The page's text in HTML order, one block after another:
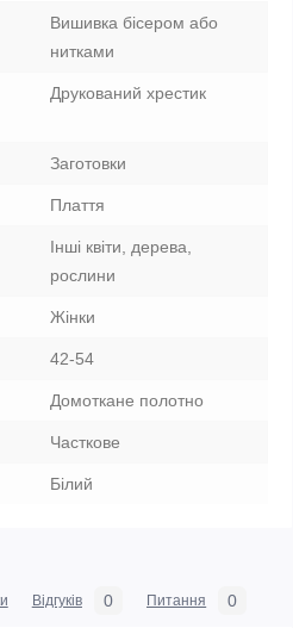
Вишивка бісером або
нитками
Друкований хрестик
Заготовки
Плаття
Інші квіти, дерева,
рослини
Жінки
42-54
Домоткане полотно
Часткове
Білий
Відгуків 0 Питання 0